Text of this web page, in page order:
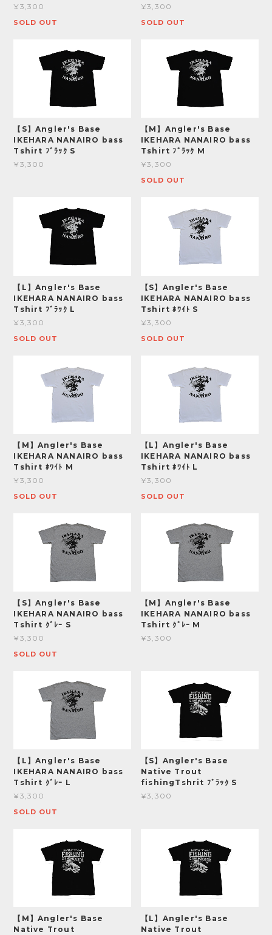
¥3,300
SOLD OUT
¥3,300
SOLD OUT
【S】Angler's Base
IKEHARA NANAIRO bass
Tshirt ﾌﾞﾗｯｸ S
¥3,300
【M】Angler's Base
IKEHARA NANAIRO bass
Tshirt ﾌﾞﾗｯｸ M
¥3,300
SOLD OUT
【L】Angler's Base
IKEHARA NANAIRO bass
Tshirt ﾌﾞﾗｯｸ L
¥3,300
SOLD OUT
【S】Angler's Base
IKEHARA NANAIRO bass
Tshirt ﾎﾜｲﾄ S
¥3,300
SOLD OUT
【M】Angler's Base
IKEHARA NANAIRO bass
Tshirt ﾎﾜｲﾄ M
¥3,300
SOLD OUT
【L】Angler's Base
IKEHARA NANAIRO bass
Tshirt ﾎﾜｲﾄ L
¥3,300
SOLD OUT
【S】Angler's Base
IKEHARA NANAIRO bass
Tshirt ｸﾞﾚｰ S
¥3,300
SOLD OUT
【M】Angler's Base
IKEHARA NANAIRO bass
Tshirt ｸﾞﾚｰ M
¥3,300
【L】Angler's Base
IKEHARA NANAIRO bass
Tshirt ｸﾞﾚｰ L
¥3,300
SOLD OUT
【S】Angler's Base
Native Trout
fishingTshrit ﾌﾞﾗｯｸ S
¥3,300
【M】Angler's Base
Native Trout
【L】Angler's Base
Native Trout